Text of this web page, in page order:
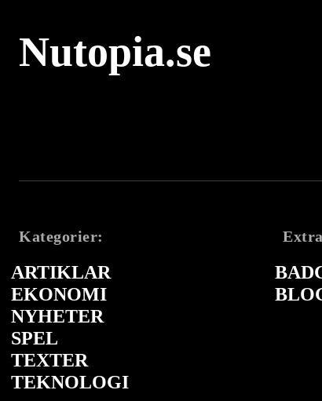
Nutopia.se
Kategorier:
ARTIKLAR
EKONOMI
NYHETER
SPEL
TEXTER
TEKNOLOGI